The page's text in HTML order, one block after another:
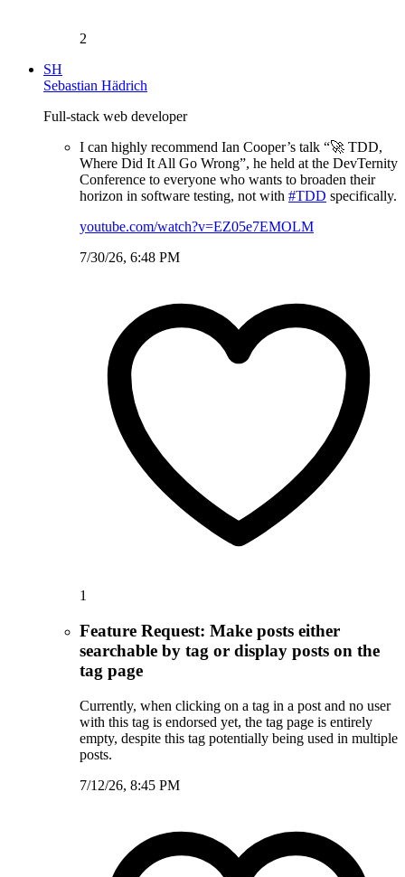
2
SH
Sebastian Hädrich
Full-stack web developer
I can highly recommend Ian Cooper’s talk “🚀 TDD,
Where Did It All Go Wrong”, he held at the DevTernity
Conference to everyone who wants to broaden their
horizon in software testing, not with #TDD specifically.
youtube.com/watch?v=EZ05e7EMOLM
7/30/26, 6:48 PM
1
Feature Request: Make posts either
searchable by tag or display posts on the
tag page
Currently, when clicking on a tag in a post and no user
with this tag is endorsed yet, the tag page is entirely
empty, despite this tag potentially being used in multiple
posts.
7/12/26, 8:45 PM